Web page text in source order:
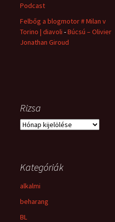
Podcast
Felbőg a blogmotor # Milan v
Torino | diavoli -Búcsú – Olivier
Jonathan Giroud
Rizsa
Rizsa
Kategóriák
alkalmi
beharang
BL